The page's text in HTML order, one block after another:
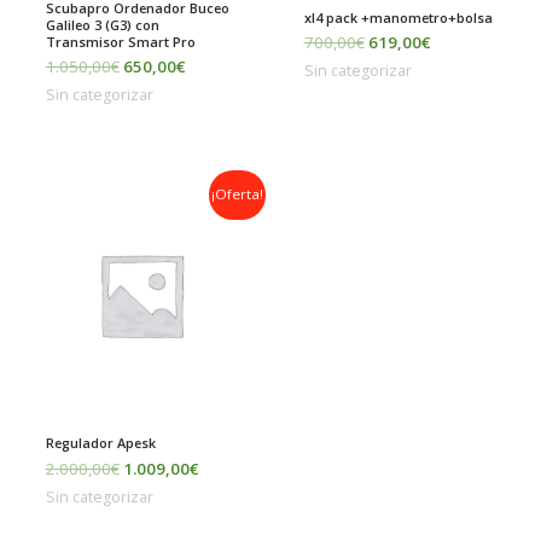
Scubapro Ordenador Buceo
Galileo 3 (G3) con
Transmisor Smart Pro
1.050,00€ 650,00€
Sin categorizar
xl4 pack +manometro+bolsa
700,00€ 619,00€
Sin categorizar
¡Oferta!
Regulador Apesk
2.000,00€
2.000,00€.
1.009,00€
El
precio
actual
Sin categorizar